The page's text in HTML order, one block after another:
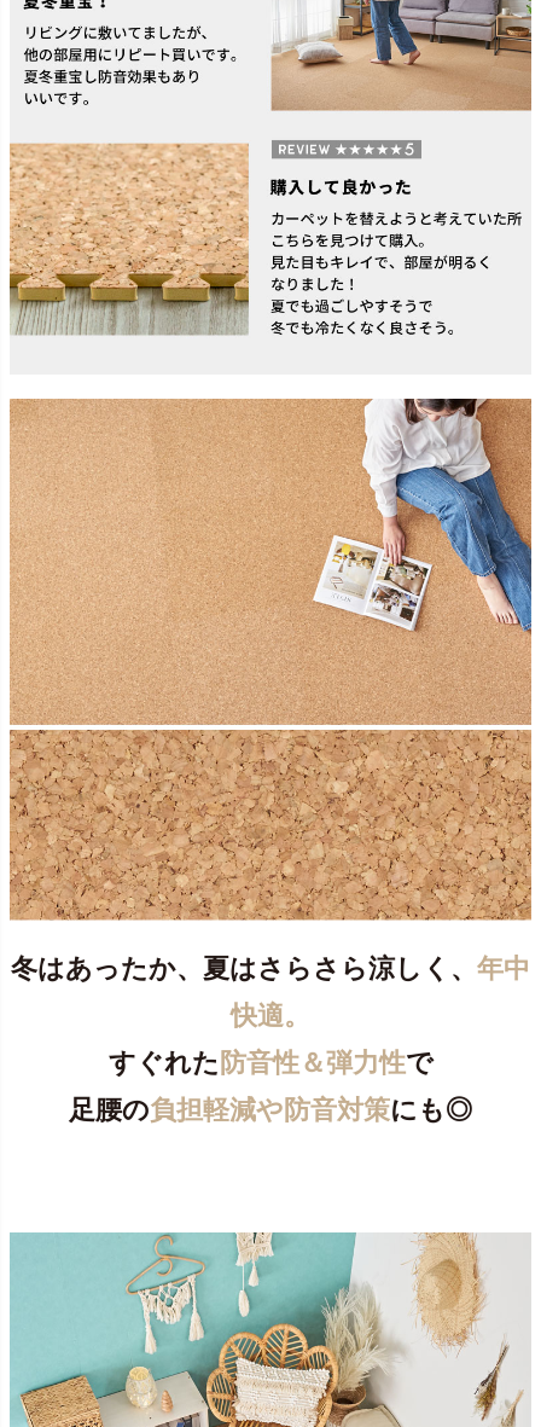
冬はあったか、夏はさらさら涼しく、 年中
快適。
すぐれた 防音性＆弾力性で
足腰の負担軽減や防音対策にも◎